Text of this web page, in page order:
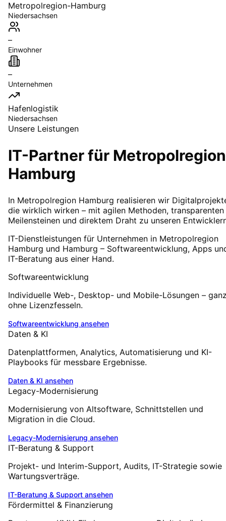
Metropolregion-Hamburg
Niedersachsen
–
Einwohner
–
Unternehmen
Hafenlogistik
Niedersachsen
Unsere Leistungen
IT-Partner für Metropolregion
Hamburg
In Metropolregion Hamburg realisieren wir
die wirklich wirken – mit agilen Methoden, transparenten
Meilensteinen und direktem Draht zu unseren
IT-Dienstleistungen für Unternehmen in Metropolregion
Hamburg und Hamburg – Softwareentwicklung, Apps
IT-Beratung aus einer Hand.
Softwareentwicklung
Individuelle Web-, Desktop- und Mobile-Lösungen –
ohne Lizenzfesseln.
Softwareentwicklung ansehen
Daten & KI
Datenplattformen, Analytics, Automatisierung und KI-
Playbooks für messbare Ergebnisse.
Daten & KI ansehen
Legacy-Modernisierung
Modernisierung von Altsoftware, Schnittstellen und
Migration in die Cloud.
Legacy-Modernisierung ansehen
IT-Beratung & Support
Projekt- und Interim-Support, Audits, IT-Strategie sowie
Wartungsverträge.
IT-Beratung & Support ansehen
Fördermittel & Finanzierung